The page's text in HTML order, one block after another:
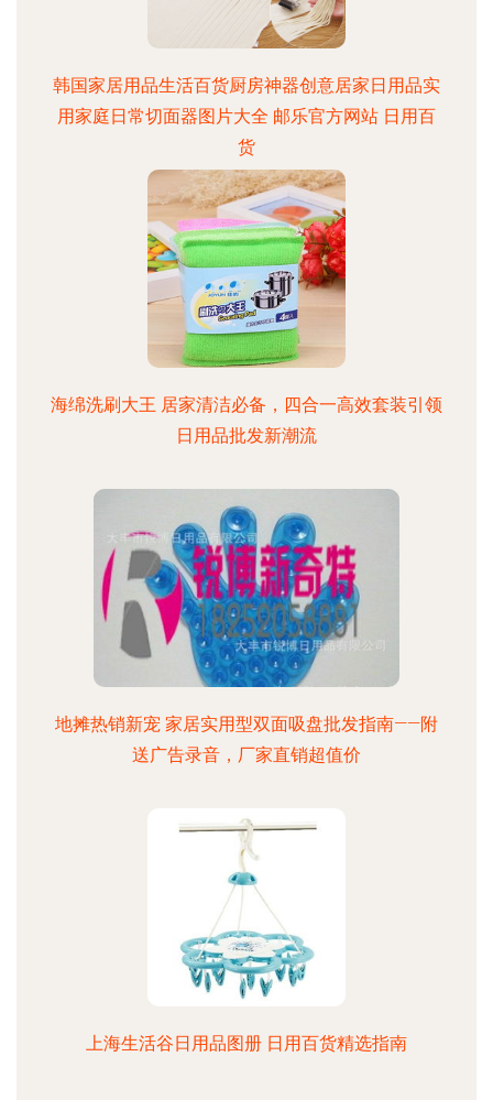
韩国家居用品生活百货厨房神器创意居家日用品实
用家庭日常切面器图片大全 邮乐官方网站 日用百
货
海绵洗刷大王 居家清洁必备，四合一高效套装引领
日用品批发新潮流
地摊热销新宠 家居实用型双面吸盘批发指南——附
送广告录音，厂家直销超值价
上海生活谷日用品图册 日用百货精选指南